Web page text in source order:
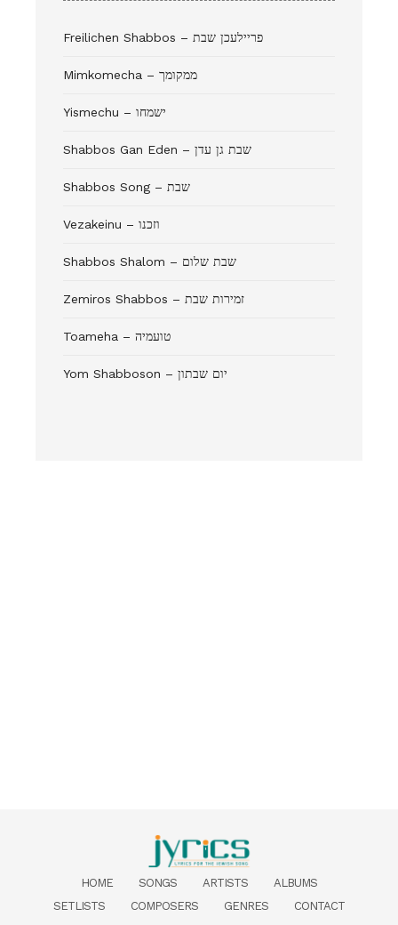
Freilichen Shabbos – פריילעכן שבת
Mimkomecha – ממקומך
Yismechu – ישמחו
Shabbos Gan Eden – שבת גן עדן
Shabbos Song – שבת
Vezakeinu – וזכנו
Shabbos Shalom – שבת שלום
Zemiros Shabbos – זמירות שבת
Toameha – טועמיה
Yom Shabboson – יום שבתון
HOME SONGS ARTISTS
ALBUMS
SETLISTS
COMPOSERS GENRES CONTACT